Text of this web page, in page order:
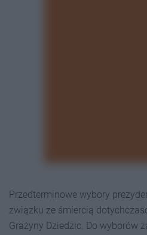
Przedterminowe wybory
związku ze śmiercią
Grażyny Dziedzic. Do wyborów